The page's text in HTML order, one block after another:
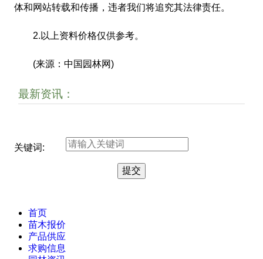
体和网站转载和传播，违者我们将追究其法律责任。
2.以上资料价格仅供参考。
(来源：中国园林网)
最新资讯：
关键词:
首页
苗木报价
产品供应
求购信息